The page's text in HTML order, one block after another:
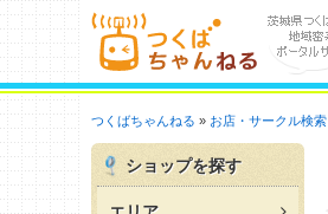
つくばちゃんねる お店・サークル検索
ショップを探す